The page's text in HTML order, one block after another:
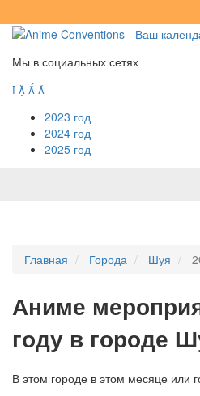
Мы в социальных сетях
   
2023 год
2024 год
2025 год
Главная Города Шуя
Аниме
году в городе
В этом городе в этом месяце или